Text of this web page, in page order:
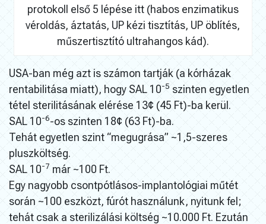
protokoll első 5 lépése itt (habos enzimatikus
véroldás, áztatás, UP kézi tisztítás, UP öblítés,
műszertisztító ultrahangos kád).
USA-ban még azt is számon tartják (a kórházak
rentabilitása miatt), hogy SAL 10-5 szinten egyetlen
tétel sterilitásának elérése 13¢ (45 Ft)-ba kerül.
SAL 10-6-os szinten 18¢ (63 Ft)-ba.
Tehát egyetlen szint “megugrása” ~1,5-szeres
pluszköltség.
SAL 10-7 már ~100 Ft.
Egy nagyobb csontpótlásos-implantológiai műtét
során ~100 eszközt, fúrót használunk, nyitunk fel;
tehát csak a sterilizálási költség ~10.000 Ft. Ezután